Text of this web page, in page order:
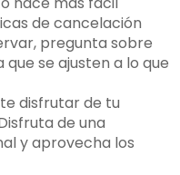
de cancelación
pregunta sobre
se ajusten a lo que
disfrutar de tu
de una
y aprovecha los